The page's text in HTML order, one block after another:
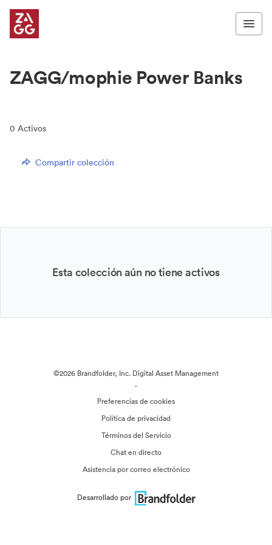
ZAGG/mophie Power Banks
0 Activos
Compartir colección
Esta colección aún no tiene activos
©2026 Brandfolder, Inc. Digital Asset Management
·
Preferencias de cookies
Política de privacidad
Términos del Servicio
Chat en directo
Asistencia por correo electrónico
Desarrollado por